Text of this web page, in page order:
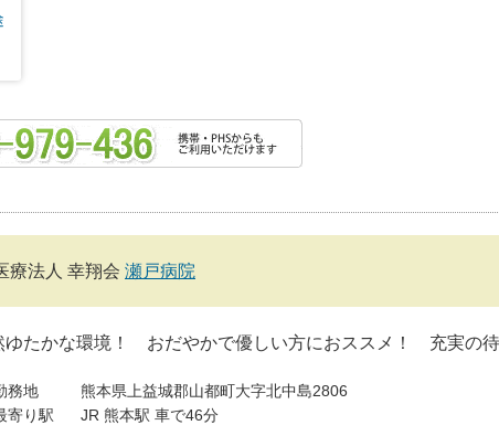
療法人 幸翔会 瀬戸病院
ゆたかな環境！ おだやかで優しい方におススメ！ 充実の待
務地
熊本県上益城郡山都町大字北中島2806
寄り駅
JR 熊本駅 車で46分